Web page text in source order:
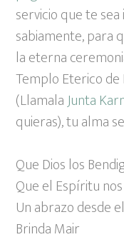
servicio que te
sabiamente, para
la eterna
Templo Eterico
(LlamalaJunta
quieras), tu alma
Que Dios los
Que el Espíritu
Un abrazo desde
Brinda Mair